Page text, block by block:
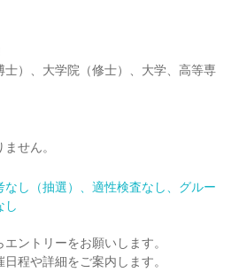
）、大学院（修士）、大学、高等専
せん。
し（抽選）、適性検査なし、グルー
し
ントリーをお願いします。
程や詳細をご案内します。